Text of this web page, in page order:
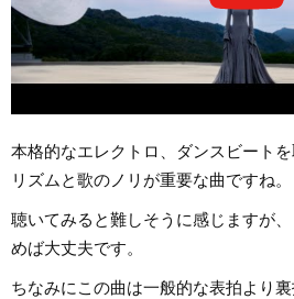
本格的なエレクトロ、ダンスビートを
リズムと歌のノリが重要な曲ですね。
聴いてみると難しそうに感じますが
めば大丈夫です。
ちなみにこの曲は一般的な表拍より